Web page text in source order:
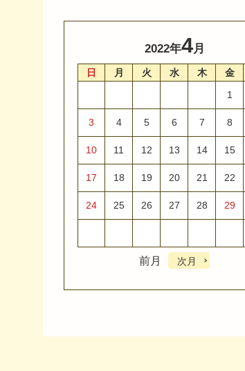
2022年4月
日 月 火 水 木 金
1
3 4 5 6 7 8
10 11 12 13 14 15
17 18 19 20 21 22
24 25 26 27 28 29
前月 次月